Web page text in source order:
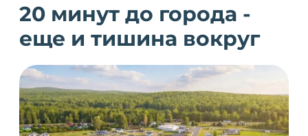
20 минут до города -
еще и тишина вокруг